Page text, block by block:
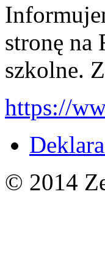
stronę na
szkolne.
https://
© 2014